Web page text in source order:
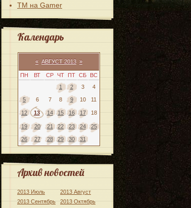
ТМ на Gamer
Календарь
« АВГУСТ 2013 »
ПН ВТ СР ЧТ ПТ СБ
ВС
1
2 3 4
5 6 7 8 9 10 11
12 13 14 15 16 17 18
19 20 21 22 23 24 25
26 27 28 29 30 31
Архив новостей
2013 Июль
2013 Август
2013 Сентябрь
2013 Октябрь